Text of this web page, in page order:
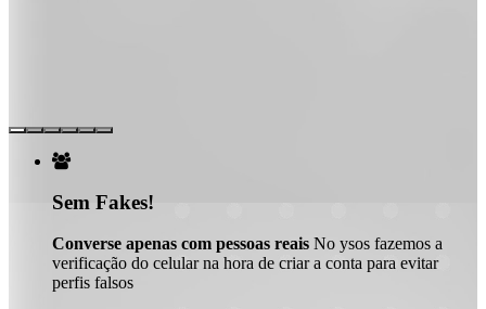

Sem Fakes!
Converse apenas com pessoas reais No ysos fazemos a
verificação do celular na hora de criar a conta para evitar
perfis falsos